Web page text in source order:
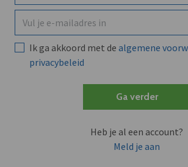
Ik ga akkoord met de algemene
privacybeleid
Ga verder
Heb je al een account?
Meld je aan